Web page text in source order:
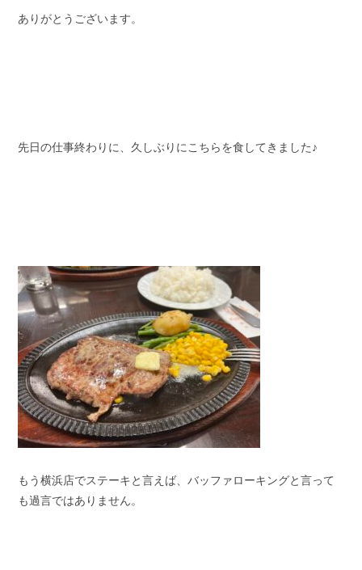
ありがとうございます。
先日の仕事終わりに、久しぶりにこちらを食してきました♪
もう横浜店でステーキと言えば、バッファローキングと言って
も過言ではありません。